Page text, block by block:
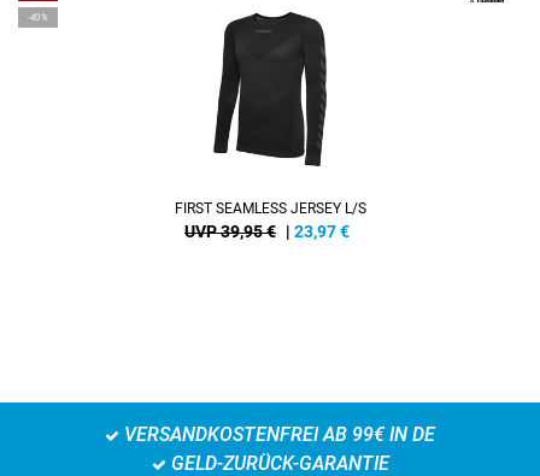
-40%
FIRST SEAMLESS JERSEY L/S
UVP 39,95 € | 23,97€
VERSANDKOSTENFREI AB 99€ IN DE
GELD-ZURÜCK-GARANTIE